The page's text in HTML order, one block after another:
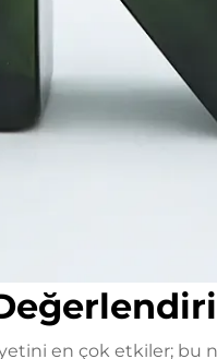
en çok etkiler; bu